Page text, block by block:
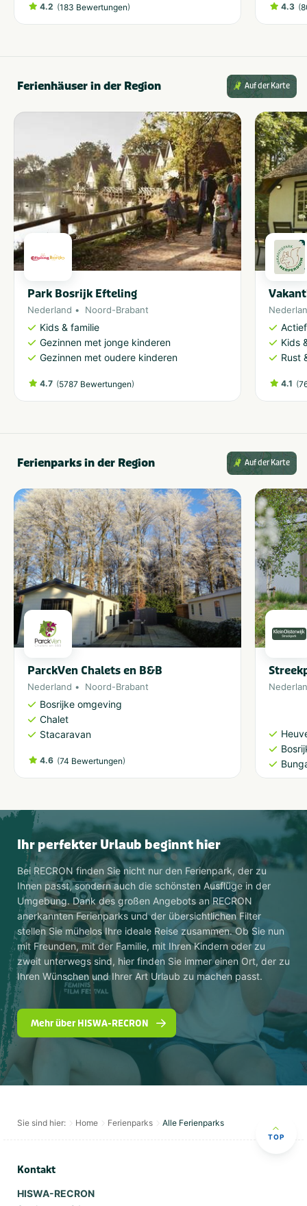
4.2 (183 Bewertungen) 4.3 (
Ferienhäuser in der Region Auf der Karte
Park Bosrijk Efteling
Nederland Noord-Brabant
Kids & familie
Gezinnen met jonge kinderen
Gezinnen met oudere kinderen
4.7 (5787 Bewertungen)
Kids
Rust
4.1 (
Ferienparks in der Region Auf der Karte
ParckVen Chalets en B&B
Nederland Noord-Brabant
Bosrijke omgeving
Chalet
Stacaravan
4.6 (74 Bewertungen)
Ihr perfekter Urlaub beginnt hier
Bei RECRON finden Sie nicht nur den Ferienpark, der zu
Ihnen passt, sondern auch die schönsten Ausflüge in der
Umgebung. Dank des großen Angebots an RECRON
anerkannten Ferienparks und der übersichtlichen Filter
stellen Sie mühelos Ihre ideale Reise zusammen. Ob Sie nun
mit Freunden, mit der Familie, mit Ihren Kindern oder zu
zweit unterwegs sind, hier finden Sie immer einen Ort, der zu
Ihren Wünschen und Ihrer Art Urlaub zu machen passt.
Mehr über HISWA-RECRON
Sie sind hier: Home Ferienparks Alle Ferienparks
TOP
Kontakt
HISWA-RECRON